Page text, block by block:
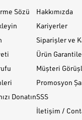
Sözü
Donatın
Hakkımızda
Kariyerler
Siparişler ve
Ürün
Müşteri
Promosyon
SSS
İletişim /